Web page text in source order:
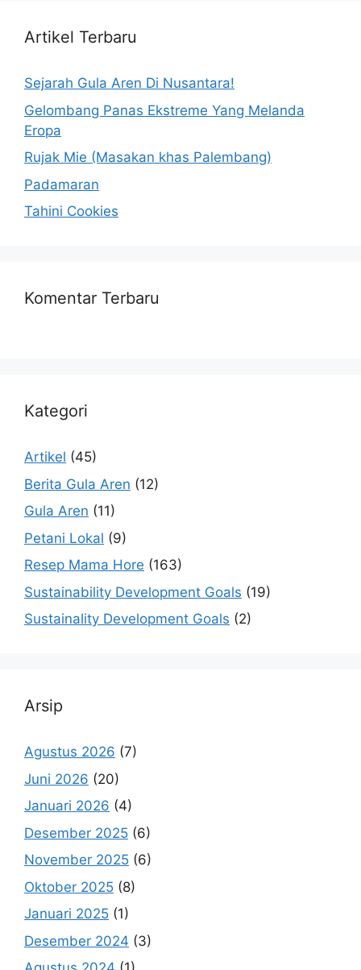
Artikel Terbaru
Sejarah Gula Aren Di Nusantara!
Gelombang Panas Ekstreme Yang Melanda
Eropa
Rujak Mie (Masakan khas Palembang)
Padamaran
Tahini Cookies
Komentar Terbaru
Kategori
Artikel (45)
Berita Gula Aren (12)
Gula Aren (11)
Petani Lokal (9)
Resep Mama Hore (163)
Sustainability Development Goals (19)
Sustainality Development Goals (2)
Arsip
Agustus 2026 (7)
Juni 2026 (20)
Januari 2026 (4)
Desember 2025 (6)
November 2025 (6)
Oktober 2025 (8)
Januari 2025 (1)
Desember 2024 (3)